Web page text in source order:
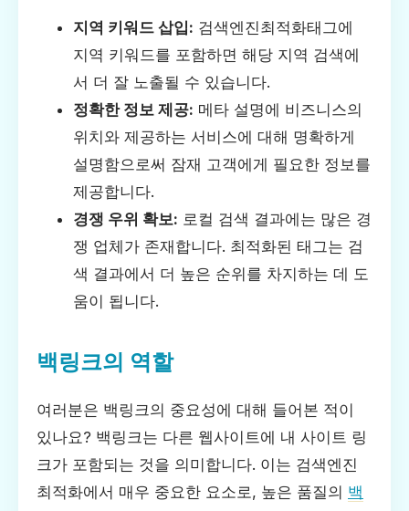
지역 키워드 삽입: 검색엔진최적화태그에
지역 키워드를 포함하면 해당 지역 검색에
서 더 잘 노출될 수 있습니다.
정확한 정보 제공: 메타 설명에 비즈니스의
위치와 제공하는 서비스에 대해 명확하게
설명함으로써 잠재 고객에게 필요한 정보를
제공합니다.
경쟁 우위 확보: 로컬 검색 결과에는 많은 경
쟁 업체가 존재합니다. 최적화된 태그는 검
색 결과에서 더 높은 순위를 차지하는 데 도
움이 됩니다.
백링크의 역할
여러분은 백링크의 중요성에 대해 들어본 적이
있나요? 백링크는 다른 웹사이트에 내 사이트 링
크가 포함되는 것을 의미합니다. 이는 검색엔진
최적화에서 매우 중요한 요소로, 높은 품질의 백